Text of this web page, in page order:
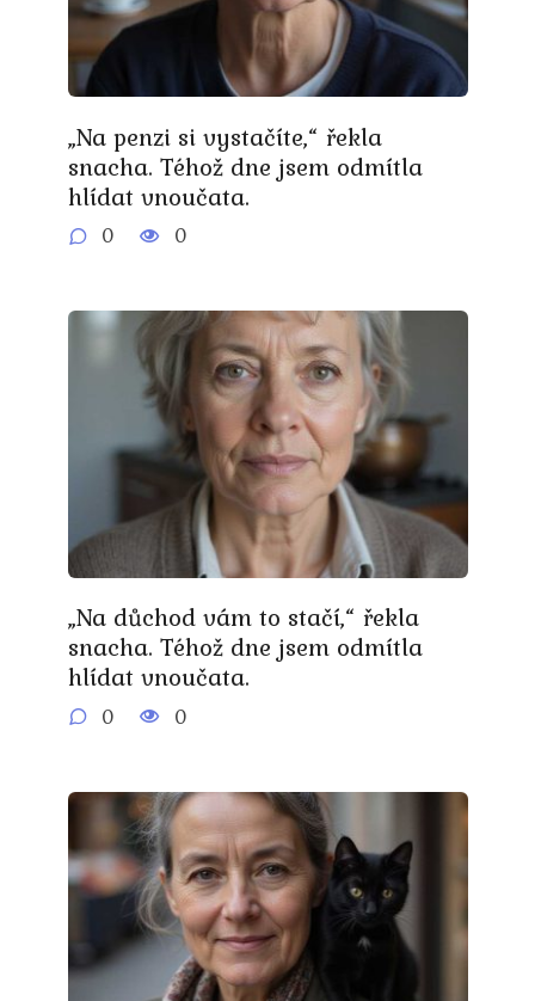
„Na penzi si vystačíte,“ řekla
snacha. Téhož dne jsem odmítla
hlídat vnoučata.
0 0
„Na důchod vám to stačí,“ řekla
snacha. Téhož dne jsem odmítla
hlídat vnoučata.
0 0